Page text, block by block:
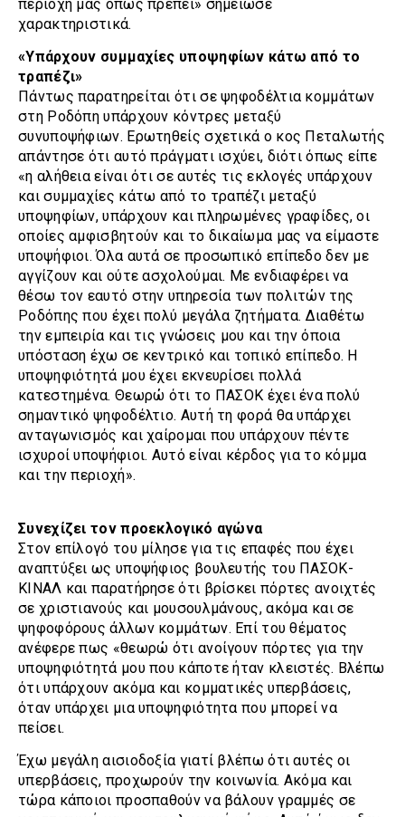
περιοχή μας όπως πρέπει» σημείωσε
χαρακτηριστικά.
«Υπάρχουν συμμαχίες υποψηφίων κάτω από το
τραπέζι»
Πάντως παρατηρείται ότι σε ψηφοδέλτια κομμάτων
στη Ροδόπη υπάρχουν κόντρες μεταξύ
συνυποψήφιων. Ερωτηθείς σχετικά ο κος Πεταλωτής
απάντησε ότι αυτό πράγματι ισχύει, διότι όπως είπε
«η αλήθεια είναι ότι σε αυτές τις εκλογές υπάρχουν
και συμμαχίες κάτω από το τραπέζι μεταξύ
υποψηφίων, υπάρχουν και πληρωμένες γραφίδες, οι
οποίες αμφισβητούν και το δικαίωμα μας να είμαστε
υποψήφιοι. Όλα αυτά σε προσωπικό επίπεδο δεν με
αγγίζουν και ούτε ασχολούμαι. Με ενδιαφέρει να
θέσω τον εαυτό στην υπηρεσία των πολιτών της
Ροδόπης που έχει πολύ μεγάλα ζητήματα. Διαθέτω
την εμπειρία και τις γνώσεις μου και την όποια
υπόσταση έχω σε κεντρικό και τοπικό επίπεδο. Η
υποψηφιότητά μου έχει εκνευρίσει πολλά
κατεστημένα. Θεωρώ ότι το ΠΑΣΟΚ έχει ένα πολύ
σημαντικό ψηφοδέλτιο. Αυτή τη φορά θα υπάρχει
ανταγωνισμός και χαίρομαι που υπάρχουν πέντε
ισχυροί υποψήφιοι. Αυτό είναι κέρδος για το κόμμα
και την περιοχή».
Συνεχίζει τον προεκλογικό αγώνα
Στον επίλογό του μίλησε για τις επαφές που έχει
αναπτύξει ως υποψήφιος βουλευτής του ΠΑΣΟΚ-
ΚΙΝΑΛ και παρατήρησε ότι βρίσκει πόρτες ανοιχτές
σε χριστιανούς και μουσουλμάνους, ακόμα και σε
ψηφοφόρους άλλων κομμάτων. Επί του θέματος
ανέφερε πως «θεωρώ ότι ανοίγουν πόρτες για την
υποψηφιότητά μου που κάποτε ήταν κλειστές. Βλέπω
ότι υπάρχουν ακόμα και κομματικές υπερβάσεις,
όταν υπάρχει μια υποψηφιότητα που μπορεί να
πείσει.
Έχω μεγάλη αισιοδοξία γιατί βλέπω ότι αυτές οι
υπερβάσεις, προχωρούν την κοινωνία. Ακόμα και
τώρα κάποιοι προσπαθούν να βάλουν γραμμές σε